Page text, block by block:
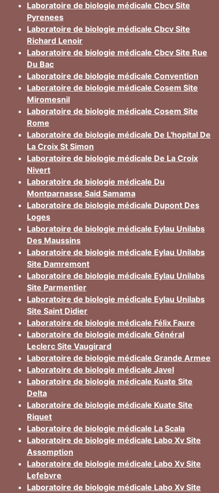
Laboratoire de biologie médicale Cbcv Site
Pyrenees
Laboratoire de biologie médicale Cbcv Site
Richard Lenoir
Laboratoire de biologie médicale Cbcv Site Rue
Du Bac
Laboratoire de biologie médicale Convention
Laboratoire de biologie médicale Cosem Site
Miromesnil
Laboratoire de biologie médicale Cosem Site
Rome
Laboratoire de biologie médicale De L'hopital De
La Croix St Simon
Laboratoire de biologie médicale De La Croix
Nivert
Laboratoire de biologie médicale Du
Montparnasse Said Samama
Laboratoire de biologie médicale Dupont Des
Loges
Laboratoire de biologie médicale Eylau Unilabs
Des Maussins
Laboratoire de biologie médicale Eylau Unilabs
Site Damremont
Laboratoire de biologie médicale Eylau Unilabs
Site Parmentier
Laboratoire de biologie médicale Eylau Unilabs
Site Saint Didier
Laboratoire de biologie médicale Félix Faure
Laboratoire de biologie médicale Général
Leclerc Site Vaugirard
Laboratoire de biologie médicale Grande Armee
Laboratoire de biologie médicale Javel
Laboratoire de biologie médicale Kuate Site
Delta
Laboratoire de biologie médicale Kuate Site
Riquet
Laboratoire de biologie médicale La Scala
Laboratoire de biologie médicale Labo Xv Site
Assomption
Laboratoire de biologie médicale Labo Xv Site
Lefebvre
Laboratoire de biologie médicale Labo Xv Site